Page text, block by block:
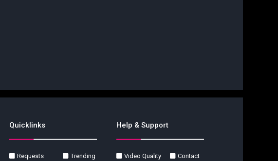
Quicklinks
Requests
Trending
Help & Support
Video Quality Contact